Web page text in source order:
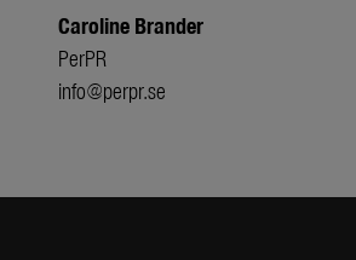
Caroline Brander
PerPR
info@perpr.se